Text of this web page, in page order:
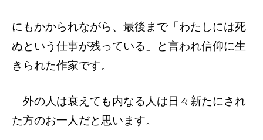
にもかかられながら、 最後まで「わたしには死
ぬという仕事が残っている」と言われ信仰に生
きられた作家です。
外の人は衰えても内なる人は日々新たにされ
た方のお一人だと思います。